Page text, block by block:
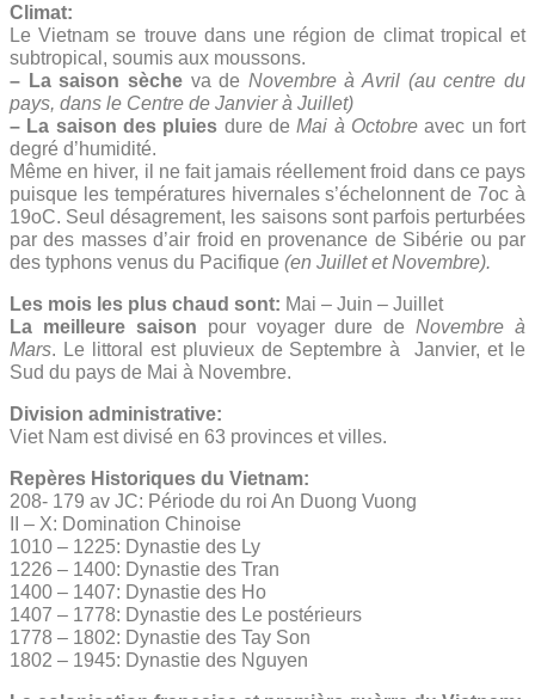
Climat:
Le Vietnam se trouve dans une région de climat tropical et
subtropical, soumis aux moussons.
– La saison sèche va de Novembre à Avril (au centre du
pays, dans le Centre de Janvier à Juillet)
– La saison des pluies dure deMai à Octobre avec un fort
degré d’humidité.
Même en hiver, il ne fait jamais réellement froid dans ce pays
puisque les températures hivernales s’échelonnent de 7oc à
19oC. Seul désagrement, les saisons sont parfois perturbées
par des masses d’air froid en provenance de Sibérie ou par
des typhons venus du Pacifique (en Juillet et Novembre).
Les mois les plus chaud sont: Mai – Juin – Juillet
La meilleure saison pour voyager dure deNovembre à
Mars. Le littoral est pluvieux de Septembre à Janvier, et le
Sud du pays de Mai à Novembre.
Division administrative:
Viet Nam est divisé en 63 provinces et villes.
Repères Historiques du Vietnam:
208- 179 av JC: Période du roi An Duong Vuong
II – X: Domination Chinoise
1010 – 1225: Dynastie des Ly
1226 – 1400: Dynastie des Tran
1400 – 1407: Dynastie des Ho
1407 – 1778: Dynastie des Le postérieurs
1778 – 1802: Dynastie des Tay Son
1802 – 1945: Dynastie des Nguyen